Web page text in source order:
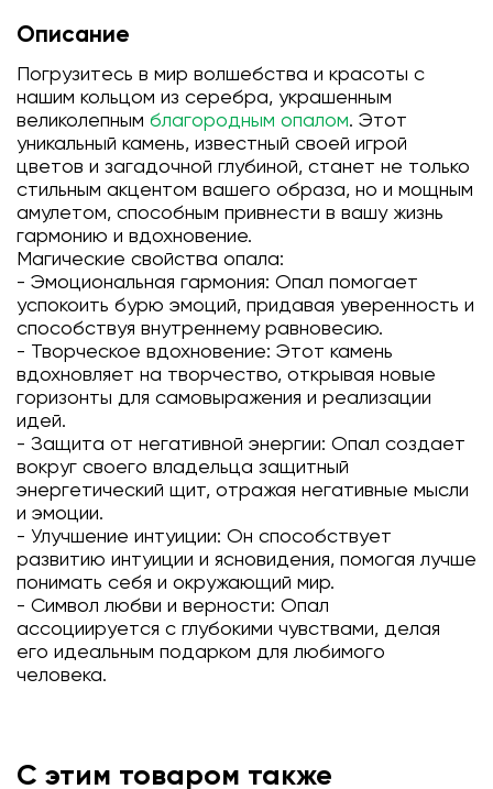
Описание
Погрузитесь в мир волшебства и красоты с
нашим кольцом из серебра, украшенным
великолепным благородным опалом. Этот
уникальный камень, известный своей игрой
цветов и загадочной глубиной, станет не только
стильным акцентом вашего образа, но и мощным
амулетом, способным привнести в вашу жизнь
гармонию и вдохновение.
Магические свойства опала:
- Эмоциональная гармония: Опал помогает
успокоить бурю эмоций, придавая уверенность и
способствуя внутреннему равновесию.
- Творческое вдохновение: Этот камень
вдохновляет на творчество, открывая новые
горизонты для самовыражения и реализации
идей.
- Защита от негативной энергии: Опал создает
вокруг своего владельца защитный
энергетический щит, отражая негативные мысли
и эмоции.
- Улучшение интуиции: Он способствует
развитию интуиции и ясновидения, помогая лучше
понимать себя и окружающий мир.
- Символ любви и верности: Опал
ассоциируется с глубокими чувствами, делая
его идеальным подарком для любимого
человека.
С этим товаром также